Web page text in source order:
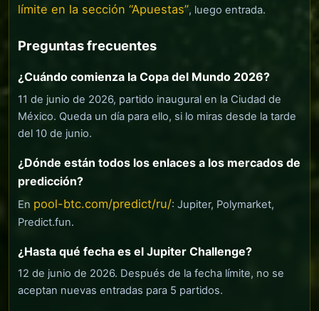
límite en la sección “Apuestas”, luego entrada.
Preguntas frecuentes
¿Cuándo comienza la Copa del Mundo 2026?
11 de junio de 2026, partido inaugural en la Ciudad de
México. Queda un día para ello, si lo miras desde la tarde
del 10 de junio.
¿Dónde están todos los enlaces a los mercados de
predicción?
En pool-btc.com/predict/ru/: Jupiter, Polymarket,
Predict.fun.
¿Hasta qué fecha es el Jupiter Challenge?
12 de junio de 2026. Después de la fecha límite, no se
aceptan nuevas entradas para 5 partidos.